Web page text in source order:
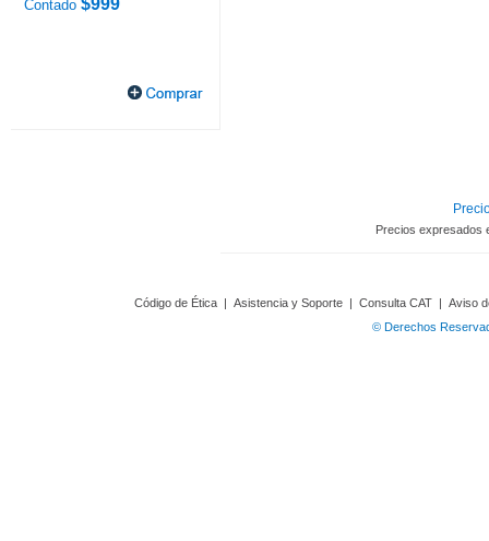
Contado $999
Precios expresados
Código de Ética | Asistencia y Soporte | Consulta CAT | Aviso
© Derechos